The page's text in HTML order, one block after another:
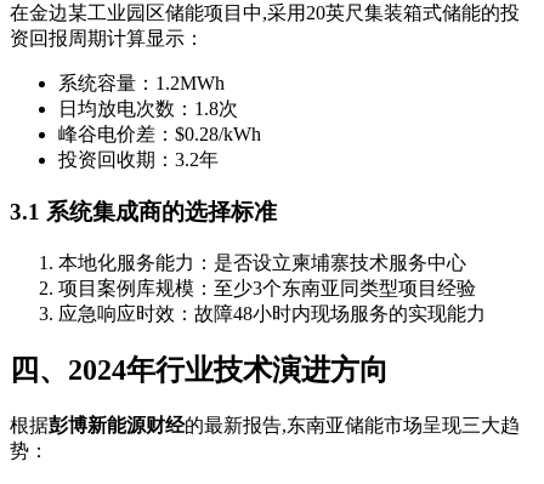
在金边某工业园区储能项目中,采用20英尺集装箱式储能的投
资回报周期计算显示：
系统容量：1.2MWh
日均放电次数：1.8次
峰谷电价差：$0.28/kWh
投资回收期：3.2年
3.1 系统集成商的选择标准
本地化服务能力：是否设立柬埔寨技术服务中心
项目案例库规模：至少3个东南亚同类型项目经验
应急响应时效：故障48小时内现场服务的实现能力
四、2024年行业技术演进方向
根据彭博新能源财经的最新报告,东南亚储能市场呈现三大趋
势：